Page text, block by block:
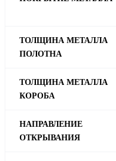
ТОЛЩИНА МЕТАЛЛА
ПОЛОТНА
ТОЛЩИНА МЕТАЛЛА
КОРОБА
НАПРАВЛЕНИЕ
ОТКРЫВАНИЯ